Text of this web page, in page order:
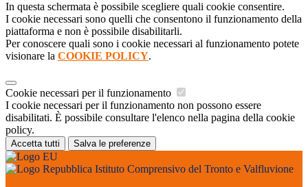
In questa schermata è possibile scegliere quali cookie consentire.
I cookie necessari sono quelli che consentono il funzionamento della
piattaforma e non è possibile disabilitarli.
Per conoscere quali sono i cookie necessari al funzionamento potete
visionare la COOKIE POLICY.
Cookie necessari per il funzionamento
I cookie necessari per il funzionamento non possono essere
disabilitati. È possibile consultare l'elenco nella pagina della cookie
policy.
Accetta tutti Salva le preferenze
Istituto Comprensivo del Tronto e Valfluvione